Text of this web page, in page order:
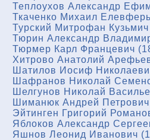
Теплоухов Александр
Ткаченко Михаил
Турский Митрофан
Тюрин Александр
Тюрмер Карл Францевич
Хитрово Анатолий
Шатилов Иосиф
Шафранов Николай
Шелгунов Николай
Шиманюк Андрей
Эйтинген Григорий
Яблоков Александр
Яшнов Леонид Иванович